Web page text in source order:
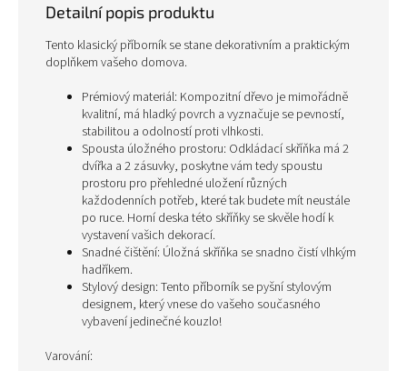
Detailní popis produktu
Tento klasický příborník se stane dekorativním a praktickým
doplňkem vašeho domova.
Prémiový materiál: Kompozitní dřevo je mimořádně
kvalitní, má hladký povrch a vyznačuje se pevností,
stabilitou a odolností proti vlhkosti.
Spousta úložného prostoru: Odkládací skříňka má 2
dvířka a 2 zásuvky, poskytne vám tedy spoustu
prostoru pro přehledné uložení různých
každodenních potřeb, které tak budete mít neustále
po ruce. Horní deska této skříňky se skvěle hodí k
vystavení vašich dekorací.
Snadné čištění: Úložná skříňka se snadno čistí vlhkým
hadříkem.
Stylový design: Tento příborník se pyšní stylovým
designem, který vnese do vašeho současného
vybavení jedinečné kouzlo!
Varování: